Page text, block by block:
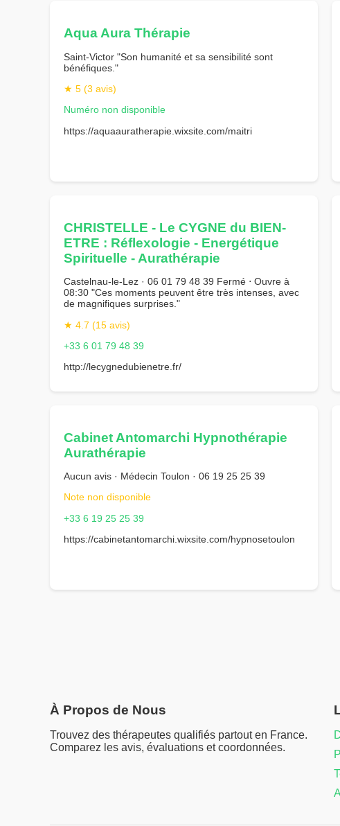
Aqua Aura Thérapie
Saint-Victor "Son humanité et sa sensibilité sont
bénéfiques."
★ 5 (3 avis)
Numéro non disponible
https://aquaauratherapie.wixsite.com/maitri
CHRISTELLE - Le CYGNE du BIEN-
ETRE : Réflexologie - Energétique
Spirituelle - Aurathérapie
Castelnau-le-Lez · 06 01 79 48 39 Fermé ⋅ Ouvre à
08:30 "Ces moments peuvent être très intenses, avec
de magnifiques surprises."
★ 4.7 (15 avis)
+33 6 01 79 48 39
http://lecygnedubienetre.fr/
Cabinet Antomarchi Hypnothérapie
Aurathérapie
Aucun avis · Médecin Toulon · 06 19 25 25 39
Note non disponible
+33 6 19 25 25 39
https://cabinetantomarchi.wixsite.com/hypnosetoulon
À Propos de Nous
Trouvez des thérapeutes qualifiés partout en France.
Comparez les avis, évaluations et coordonnées.